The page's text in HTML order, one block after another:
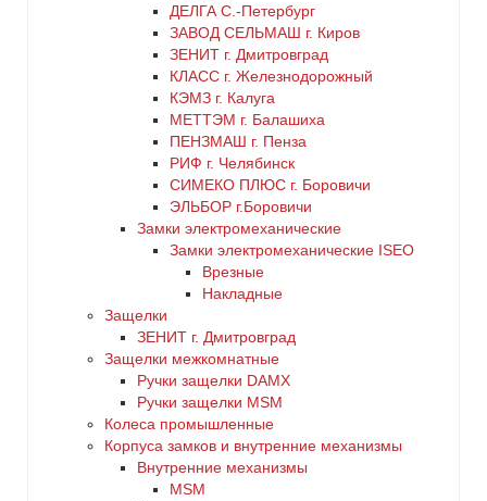
ДЕЛГА С.-Петербург
ЗАВОД СЕЛЬМАШ г. Киров
ЗЕНИТ г. Дмитровград
КЛАСС г. Железнодорожный
КЭМЗ г. Калуга
МЕТТЭМ г. Балашиха
ПЕНЗМАШ г. Пенза
РИФ г. Челябинск
СИМЕКО ПЛЮС г. Боровичи
ЭЛЬБОР г.Боровичи
Замки электромеханические
Замки электромеханические ISEO
Врезные
Накладные
Защелки
ЗЕНИТ г. Дмитровград
Защелки межкомнатные
Ручки защелки DAMX
Ручки защелки MSM
Колеса промышленные
Корпуса замков и внутренние механизмы
Внутренние механизмы
MSM